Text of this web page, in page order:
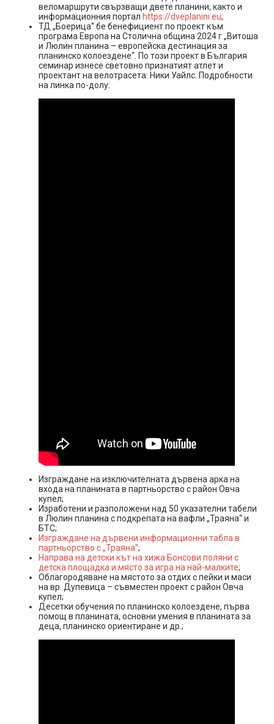
веломаршрути свързващи двете планини, както и
информационния портал https://dveplanini.eu;
ТД „Боерица“ бе бенефициент по проект към
програма Европа на Столична община 2024 г „Витоша
и Люлин планина – европейска дестинация за
планинско колоездене“. По този проект в България
семинар изнесе световно признатият атлет и
проектант на велотрасета: Ники Уайлс. Подробности
на линка по-долу:
Изграждане на изключителната дървена арка на
входа на планината в партньорство с район Овча
купел;
Изработени и разположени над 50 указателни табели
в Люлин планина с подкрепата на вафли „Траяна“ и
БТС;
Изграждане на дървени информационни табла в
партньорство с „Траяна“;
Направа на детски кът на хижа Бонсови поляни с
детска площадка и място за игра на най-малките;
Облагородяване на мястото за отдих с пейки и маси
на вр. Дупевица – съвместен проект с район Овча
купел;
Десетки обучения по планинско колоездене, първа
помощ в планината, основни умения в планината за
деца, планинско ориентиране и др.;